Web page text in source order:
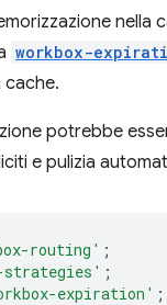
nella
workbox-
cache.
potrebbe
e pulizia
routing' ;
strategies' ;
expiration' ;